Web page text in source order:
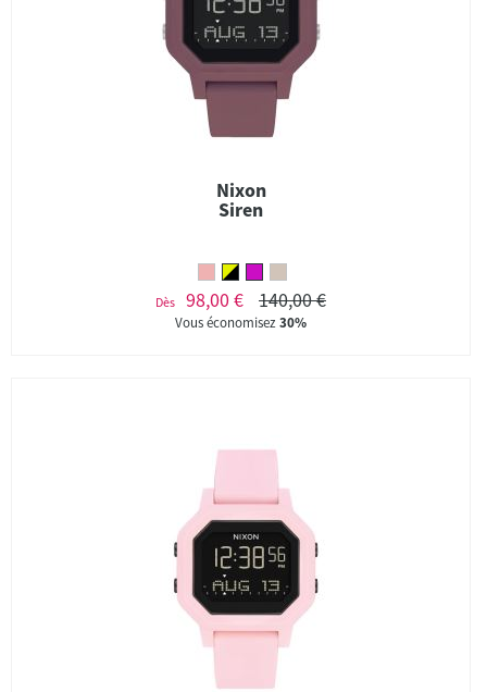
Nixon
Siren
Dès 98,00 € 140,00 €
Vous économisez30%